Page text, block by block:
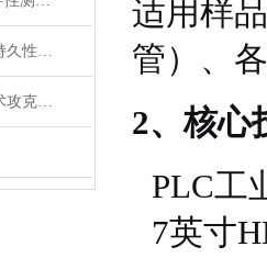
碳酸饮料研发中的气泡持久性与CLRT-01减压器法CO2气容量测试仪
摆锤试验仪以高精度技术攻克刚性塑料抗冲击检测
适用样
管）、
2、核心
PLC工
7英寸